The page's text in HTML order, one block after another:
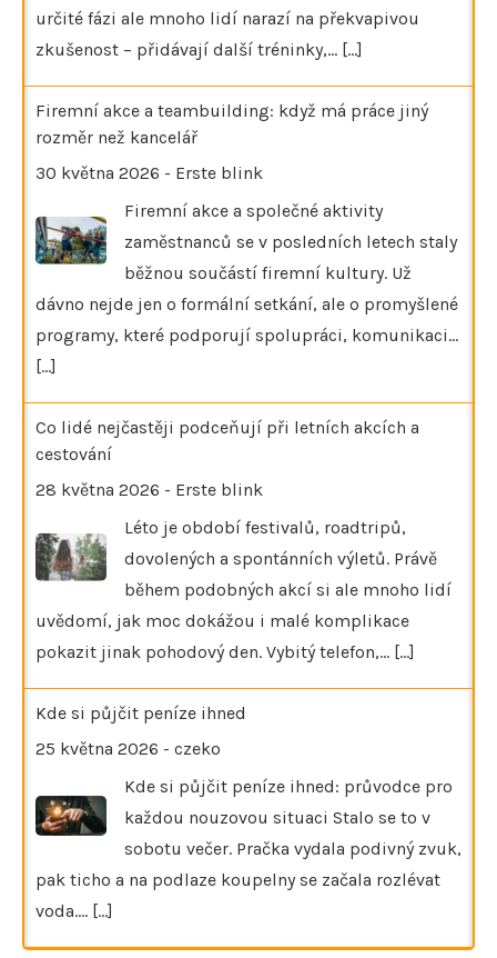
určité fázi ale mnoho lidí narazí na překvapivou
zkušenost – přidávají další tréninky,… [...]
Firemní akce a teambuilding: když má práce jiný
rozměr než kancelář
30 května 2026 - Erste blink
Firemní akce a společné aktivity
zaměstnanců se v posledních letech staly
běžnou součástí firemní kultury. Už
dávno nejde jen o formální setkání, ale o promyšlené
programy, které podporují spolupráci, komunikaci…
[...]
Co lidé nejčastěji podceňují při letních akcích a
cestování
28 května 2026 - Erste blink
Léto je období festivalů, roadtripů,
dovolených a spontánních výletů. Právě
během podobných akcí si ale mnoho lidí
uvědomí, jak moc dokážou i malé komplikace
pokazit jinak pohodový den. Vybitý telefon,… [...]
Kde si půjčit peníze ihned
25 května 2026 - czeko
Kde si půjčit peníze ihned: průvodce pro
každou nouzovou situaci Stalo se to v
sobotu večer. Pračka vydala podivný zvuk,
pak ticho a na podlaze koupelny se začala rozlévat
voda.… [...]